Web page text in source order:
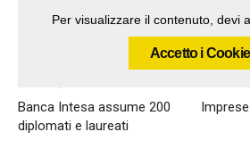
Per visualizzare il contenuto, devi
Accetto i Cookie
Banca Intesa assume 200
diplomati e laureati